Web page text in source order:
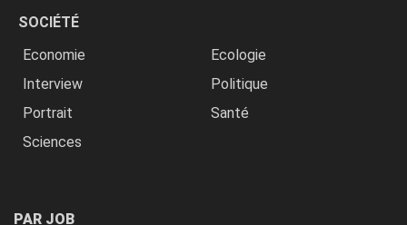
SOCIÉTÉ
Economie
Ecologie
Interview
Politique
Portrait
Santé
Sciences
PAR JOB